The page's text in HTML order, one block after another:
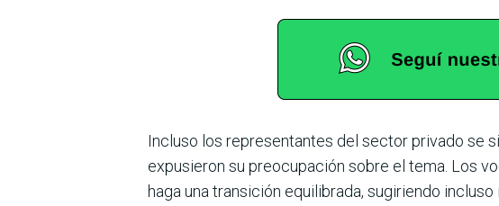
Incluso los representantes del sec­tor privado se
expusieron su preocupación sobre el tema. Los
haga una transición equilibrada, sugiriendo